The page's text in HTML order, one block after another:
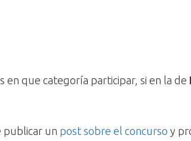
que categoría participar, si en la de
publicar un post sobre el concurso y